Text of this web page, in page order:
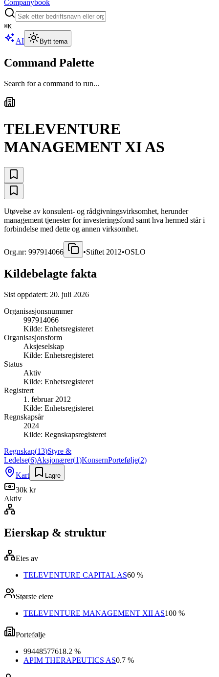
Companybook
⌘K
AI Bytt tema
Command Palette
Search for a command to run...
TELEVENTURE
MANAGEMENT XI AS
Utøvelse av konsulent- og rådgivningsvirksomhet, herunder
management tjenester for investeringsfond samt hva hermed står i
forbindelse med dette og annen virksomhet.
Org.nr: 997914066 •Stiftet 2012•OSLO
Kildebelagte fakta
Sist oppdatert: 20. juli 2026
Organisasjonsnummer
997914066
Kilde: Enhetsregisteret
Organisasjonsform
Aksjeselskap
Kilde: Enhetsregisteret
Status
Aktiv
Kilde: Enhetsregisteret
Registrert
1. februar 2012
Kilde: Enhetsregisteret
Regnskapsår
2024
Kilde: Regnskapsregisteret
Regnskap(13)Styre &
Ledelse(6)Aksjonærer(1)KonsernPortefølje(2)
Kart
Lagre
30k kr
Aktiv
Eierskap & struktur
Eies av
TELEVENTURE CAPITAL AS60 %
Største eiere
TELEVENTURE MANAGEMENT XII AS100 %
Portefølje
99448577618.2 %
APIM THERAPEUTICS AS0.7 %